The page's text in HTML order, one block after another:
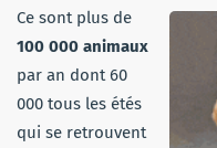
Ce sont plus de
100 000 animaux
par an dont 60
000 tous les étés
qui se retrouvent